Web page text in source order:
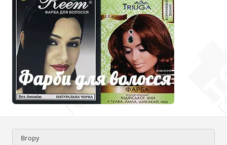
Вгору